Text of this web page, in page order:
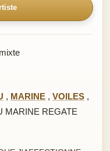
, MARINE , VOILES ,
MARINE REGATE